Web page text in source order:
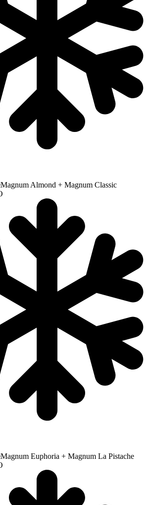
Magnum Almond + Magnum Classic
Magnum Euphoria + Magnum La Pistache